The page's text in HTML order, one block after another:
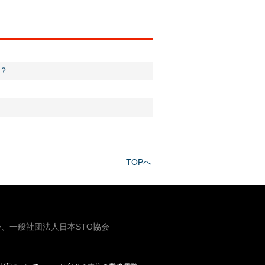
TOPへ
一般社団法人日本STO協会